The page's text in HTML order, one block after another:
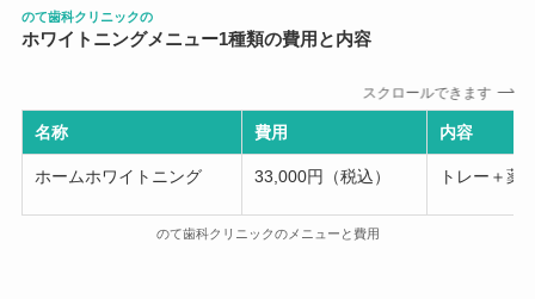
のて歯科クリニックの
ホワイトニングメニュー1種類の費用と内容
スクロールできます
名称 費用 内容
ホームホワイトニング 33,000円（税込） トレー＋薬
のて歯科クリニックのメニューと費用